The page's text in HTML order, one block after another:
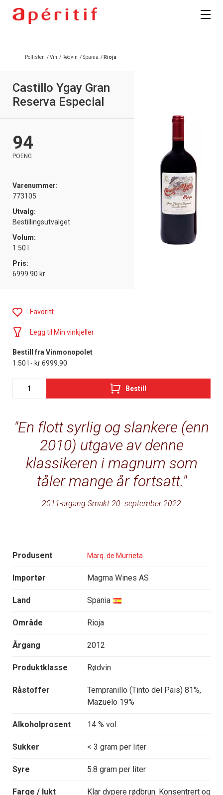
Pollisten /Vin / Rødvin /Spania / Rioja
Castillo Ygay Gran
Reserva Especial
94
POENG
Varenummer:
773105
Utvalg:
Bestillingsutvalget
Volum:
1.50 l
Pris:
6999.90 kr
En flott syrlig og slankere (enn
2010) utgave av denne
klassikeren i magnum som
tåler mange år fortsatt.
2011-årgang Smakt 20. september 2022
Produsent Marq. de Murrieta
Importør Magma Wines AS
Land Spania
Område Rioja
Årgang 2012
Produktklasse Rødvin
Råstoffer
Tempranillo (Tinto del Pais) 81%,
Mazuelo 19%
Alkoholprosent 14 % vol.
Sukker < 3 gram per liter
Syre 5.8 gram per liter
Farge / lukt
Klar dypere rødbrun. Konsentrert og
Favoritt
Legg til Min vinkjeller
Bestill fra Vinmonopolet
1.50 l - kr 6999.90
Bestill